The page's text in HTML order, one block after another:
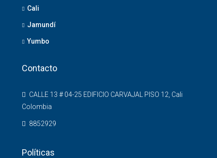
Cali
Jamundí
Yumbo
Contacto
CALLE 13 # 04-25 EDIFICIO CARVAJAL PISO 12, Cali
Colombia
8852929
Políticas